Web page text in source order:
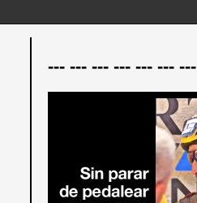
--- --- --- --- --- --- ---